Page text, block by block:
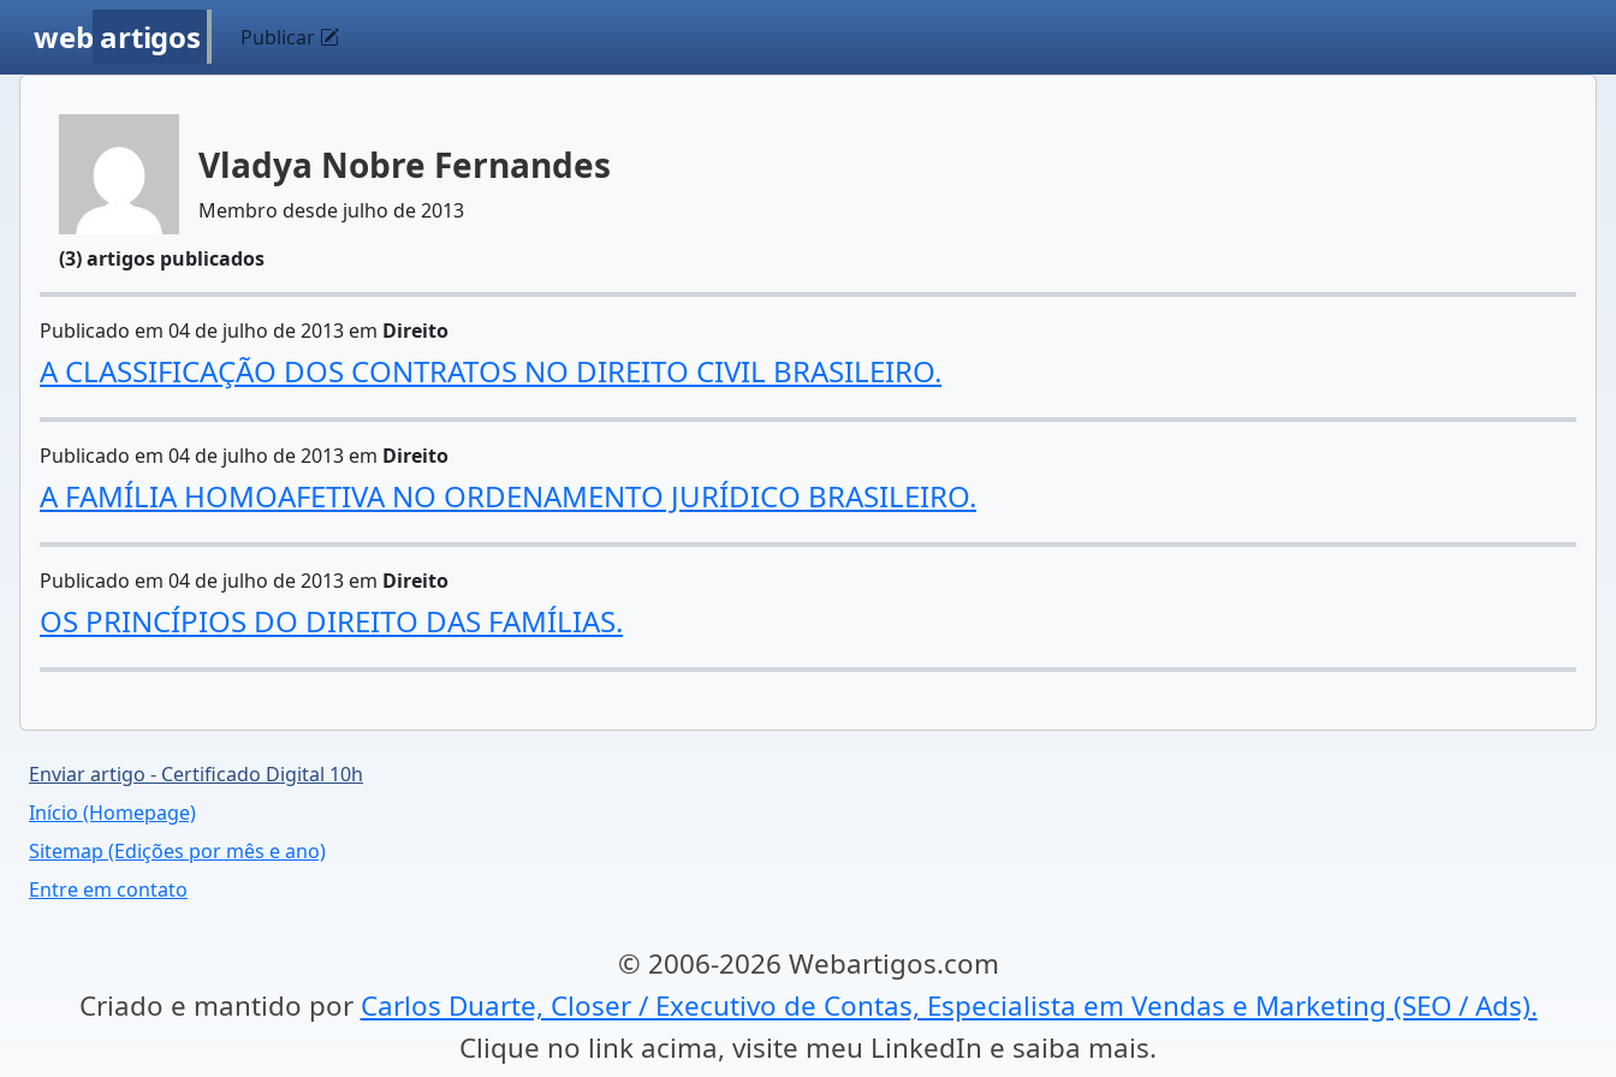
web artigos Publicar
Vladya Nobre Fernandes
Membro desde julho de 2013
(3) artigos publicados
Publicado em 04 de julho de 2013 em Direito
A CLASSIFICAÇÃO DOS CONTRATOS NO DIREITO CIVIL BRASILEIRO.
Publicado em 04 de julho de 2013 em Direito
A FAMÍLIA HOMOAFETIVA NO ORDENAMENTO JURÍDICO BRASILEIRO.
Publicado em 04 de julho de 2013 em Direito
OS PRINCÍPIOS DO DIREITO DAS FAMÍLIAS.
Enviar artigo - Certificado Digital 10h
Início (Homepage)
Sitemap (Edições por mês e ano)
Entre em contato
© 2006-2026 Webartigos.com
Criado e mantido por Carlos Duarte, Closer / Executivo de Contas, Especialista em Vendas e Marketing (SEO / Ads).
Clique no link acima, visite meu LinkedIn e saiba mais.